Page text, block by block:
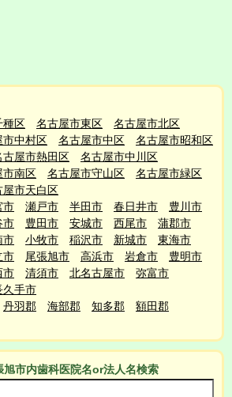
種区 名古屋市東区
名古屋市北区
市中村区 名古屋市中区
名古屋市昭和区
古屋市熱田区
名古屋市中川区
市南区 名古屋市守山区
名古屋市緑区
屋市天白区
市 瀬戸市 半田市 春日井市
豊川市
市 豊田市 安城市 西尾市
蒲郡市
市 小牧市 稲沢市 新城市
東海市
市 尾張旭市 高浜市 岩倉市
豊明市
市 清須市 北名古屋市
弥富市
久手市
丹羽郡 海部郡 知多郡
額田郡
旭市内歯科医院名or法人名検索